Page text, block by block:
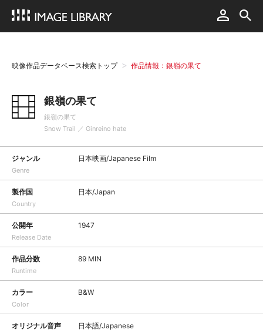
映像作品データベース検索トップ 作品情報：銀嶺の果て
銀嶺の果て
銀嶺の果て
Snow Trail ／ Ginreino hate
ジャンル
Genre
日本映画/Japanese Film
製作国
Country
日本/Japan
公開年
Release Date
1947
作品分数
Runtime
89 MIN
カラー
Color
B&W
オリジナル音声 日本語/Japanese